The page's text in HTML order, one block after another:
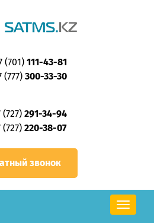
(701) 111-43-81
(777) 300-33-30
(727) 291-34-94
(727) 220-38-07
звонок
Toggle
navigation